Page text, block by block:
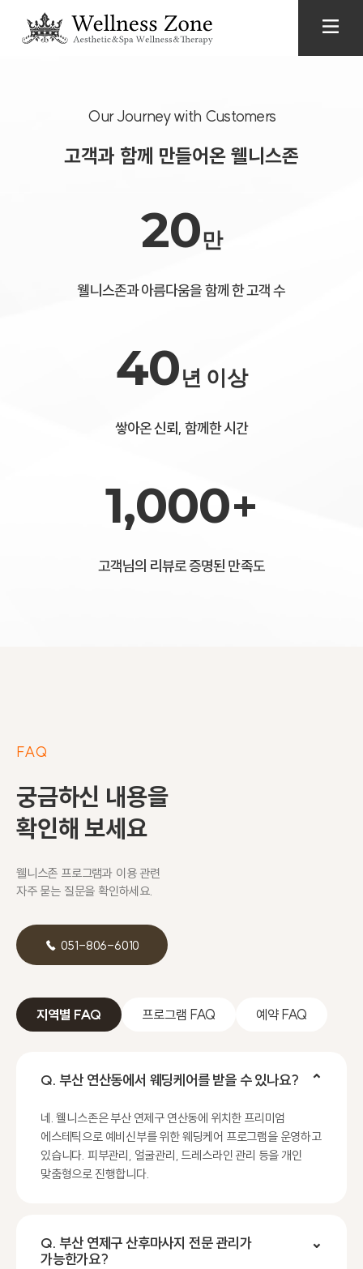
당신을 위한 가장 편안한 쉼, 웰니스존
Our Journey with Customers
고객과 함께 만들어온 웰니스존
20만
웰니스존과 아름다움을 함께 한 고객 수
40년 이상
쌓아온 신뢰, 함께한 시간
1,000+
고객님의 리뷰로 증명된 만족도
FAQ
궁금하신 내용을
확인해 보세요
웰니스존 프로그램과 이용 관련
자주 묻는 질문을 확인하세요.
☎ 051-806-6010
지역별 FAQ 프로그램 FAQ 예약 FAQ
Q. 부산 연산동에서 웨딩케어를 받을 수 있나요? ⌃
네. 웰니스존은 부산 연제구 연산동에 위치한 프리미엄
에스테틱으로 예비신부를 위한 웨딩케어 프로그램을 운영하고
있습니다. 피부관리, 얼굴관리, 드레스라인 관리 등을 개인
맞춤형으로 진행합니다.
Q. 부산 연제구 산후마사지 전문 관리가
가능한가요?
⌄